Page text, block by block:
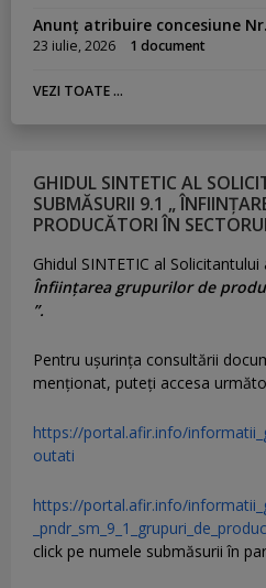
Anunț atribuire concesiune
23 iulie, 2026 1 document
VEZI TOATE ...
GHIDUL SINTETIC AL
SUBMĂSURII 9.1 „
PRODUCĂTORI ÎN
Ghidul SINTETIC al
Înființarea grupurilor de
”.
Pentru uşurinţa consultării
menţionat, puteţi accesa
https://portal.afir.info/
outati
https://portal.afir.info/
click pe numele submăsurii în